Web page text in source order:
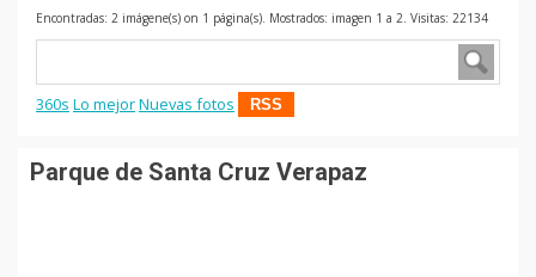
Encontradas: 2 imágene(s) on 1 página(s). Mostrados: imagen 1 a 2. Visitas: 22134
360s Lo mejorNuevas fotos RSS
Parque de Santa Cruz Verapaz